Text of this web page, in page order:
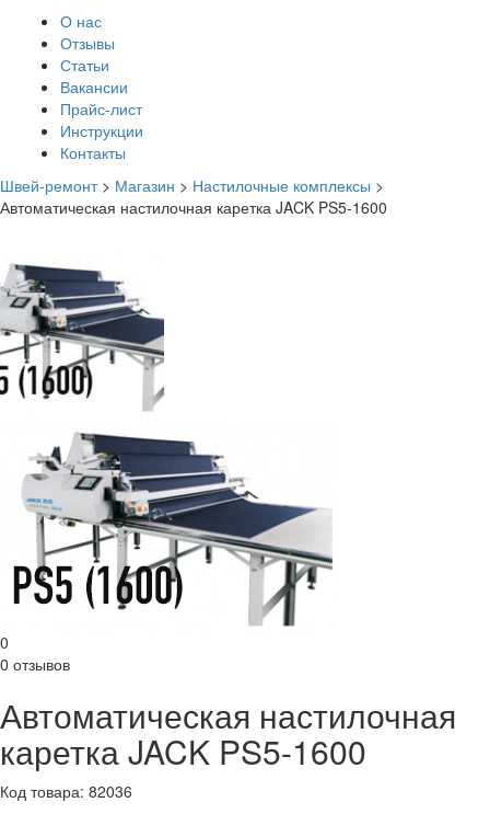
О нас
Отзывы
Статьи
Вакансии
Прайс-лист
Инструкции
Контакты
Швей-ремонт> Магазин > Настилочные комплексы >
Автоматическая настилочная каретка JACK PS5-1600
0
0 отзывов
Автоматическая настилочная
каретка JACK PS5-1600
Код товара: 82036